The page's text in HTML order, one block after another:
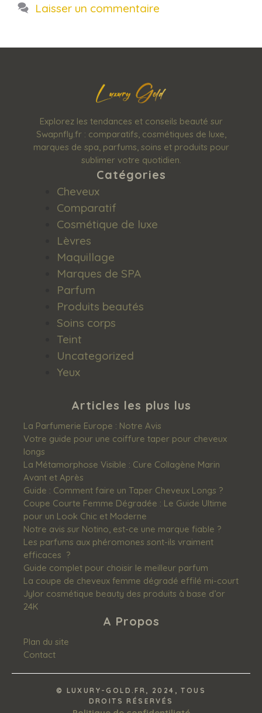
Laisser un commentaire
Explorez les tendances et conseils beauté sur
Swapnfly.fr : comparatifs, cosmétiques de luxe,
marques de spa, parfums, soins et produits pour
sublimer votre quotidien.
Catégories
Cheveux
Comparatif
Cosmétique de luxe
Lèvres
Maquillage
Marques de SPA
Parfum
Produits beautés
Soins corps
Teint
Uncategorized
Yeux
Articles les plus lus
La Parfumerie Europe : Notre Avis
Votre guide pour une coiffure taper pour cheveux
longs
La Métamorphose Visible : Cure Collagène Marin
Avant et Après
Guide : Comment faire un Taper Cheveux Longs ?
Coupe Courte Femme Dégradée : Le Guide Ultime
pour un Look Chic et Moderne
Notre avis sur Notino, est-ce une marque fiable ?
Les‌ ‌parfums‌ ‌aux‌ ‌phéromones‌ ‌sont-ils‌ ‌vraiment‌
‌efficaces‌ ‌ ?
Guide complet pour choisir le meilleur parfum
La coupe de cheveux femme dégradé effilé mi-court
Jylor cosmétique beauty des produits à base d’or
24K
A Propos
Plan du site
Contact
© LUXURY-GOLD.FR, 2024, TOUS
DROITS RÉSERVÉS